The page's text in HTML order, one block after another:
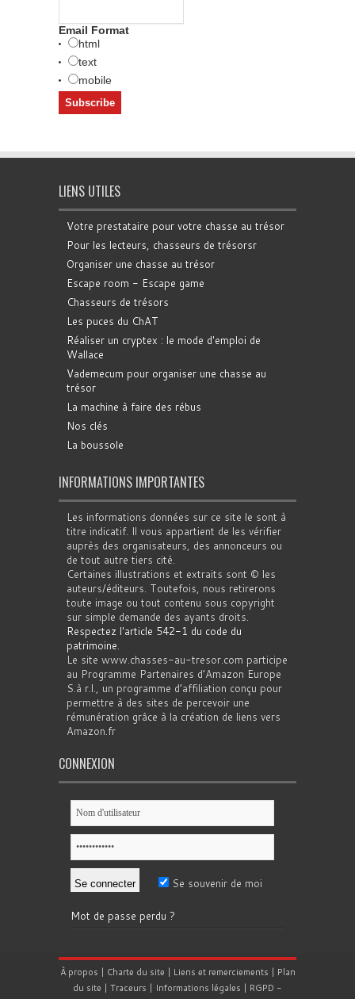
Email Format
html
text
mobile
LIENS UTILES
Votre prestataire pour votre chasse au trésor
Pour les lecteurs, chasseurs de trésorsr
Organiser une chasse au trésor
Escape room - Escape game
Chasseurs de trésors
Les puces du ChAT
Réaliser un cryptex : le mode d'emploi de
Wallace
Vademecum pour organiser une chasse au
trésor
La machine à faire des rébus
Nos clés
La boussole
INFORMATIONS IMPORTANTES
Les informations données sur ce site le sont à
titre indicatif. Il vous appartient de les vérifier
auprès des organisateurs, des annonceurs ou
de tout autre tiers cité.
Certaines illustrations et extraits sont © les
auteurs/éditeurs. Toutefois, nous retirerons
toute image ou tout contenu sous copyright
sur simple demande des ayants droits.
Respectez l'article 542-1 du code du
patrimoine.
Le site www.chasses-au-tresor.com participe
au Programme Partenaires d’Amazon Europe
S.à r.l., un programme d’affiliation conçu pour
permettre à des sites de percevoir une
rémunération grâce à la création de liens vers
Amazon.fr
CONNEXION
Se souvenir de moi
Mot de passe perdu ?
À propos | Charte du site | Liens et remerciements | Plan
du site | Traceurs | Informations légales | RGPD -